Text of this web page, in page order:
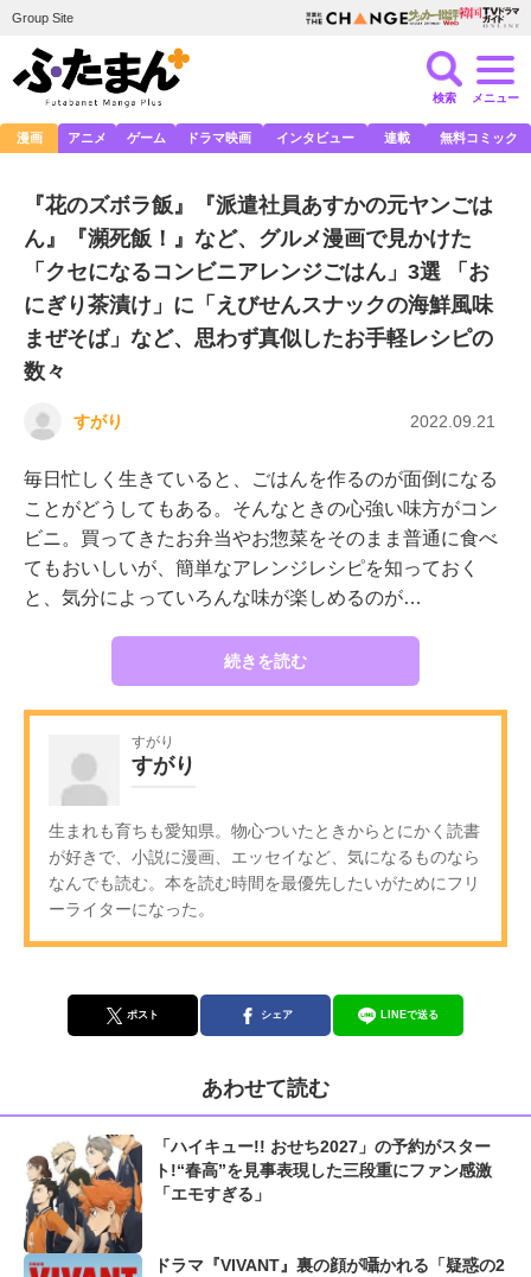
Group Site
検索 メニュー
漫画 アニメ ゲーム ドラマ映画 インタビュー 連載 無料コミック
『花のズボラ飯』『派遣社員あすかの元ヤンごは
ん』『瀕死飯！』など、グルメ漫画で見かけた
「クセになるコンビニアレンジごはん」3選 「お
にぎり茶漬け」に「えびせんスナックの海鮮風味
まぜそば」など、思わず真似したお手軽レシピの
数々
すがり 2022.09.21
毎日忙しく生きていると、ごはんを作るのが面倒になる
ことがどうしてもある。そんなときの心強い味方がコン
ビニ。買ってきたお弁当やお惣菜をそのまま普通に食べ
てもおいしいが、簡単なアレンジレシピを知っておく
と、気分によっていろんな味が楽しめるのが…
続きを読む
すがり
すがり
生まれも育ちも愛知県。物心ついたときからとにかく読書
が好きで、小説に漫画、エッセイなど、気になるものなら
なんでも読む。本を読む時間を最優先したいがためにフリ
ーライターになった。
ポスト シェア LINEで送る
あわせて読む
「ハイキュー!! おせち2027」の予約がスター
ト!“春高”を見事表現した三段重にファン感激
「エモすぎる」
ドラマ『VIVANT』裏の顔が囁かれる「疑惑の2